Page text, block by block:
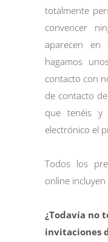
totalmente
convencer
aparecen
hagamos
contacto con
de contacto
que tenéis y
electrónico el
Todos los
online incluyen
¿Todavía no
invitaciones